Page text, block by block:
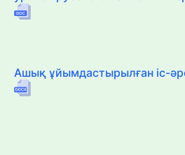
Ашық ұйымдастырылған іс-